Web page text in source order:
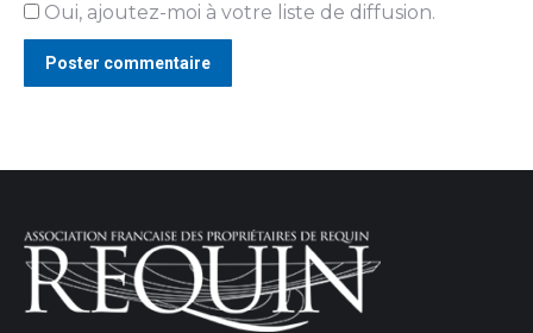
Oui, ajoutez-moi à votre liste de diffusion.
Poster commentaire